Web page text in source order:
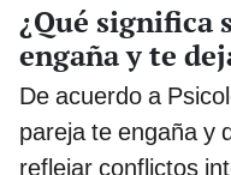
¿Qué significa
engaña y te
De acuerdo a
pareja te engaña y
reflejar conflictos